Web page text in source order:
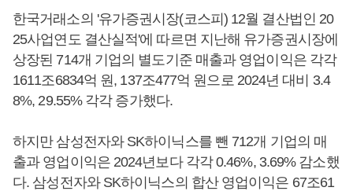
한국거래소의 '유가증권시장(코스피) 12월 결산법인 20
25사업연도 결산실적'에 따르면 지난해 유가증권시장에
상장된 714개 기업의 별도기준 매출과 영업이익은 각각
1611조6834억 원, 137조477억 원으로 2024년 대비 3.4
8%, 29.55% 각각 증가했다.
하지만 삼성전자와 SK하이닉스를 뺀 712개 기업의 매
출과 영업이익은 2024년보다 각각 0.46%, 3.69% 감소했
다. 삼성전자와 SK하이닉스의 합산 영업이익은 67조61